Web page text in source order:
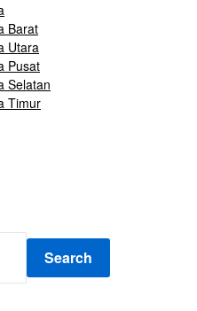
Barat
Utara
Pusat
Selatan
Timur
Search